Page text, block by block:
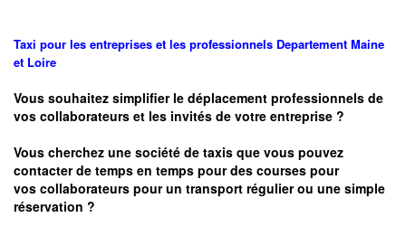
Taxi pour les entreprises et les professionnels Departement Maine
et Loire
Vous souhaitez simplifier le déplacement professionnels de
vos collaborateurs et les invités de votre entreprise ?
Vous cherchez une société de taxis que vous pouvez
contacter de temps en temps pour des courses pour
vos collaborateurs pour un transport régulierou une simple
réservation ?